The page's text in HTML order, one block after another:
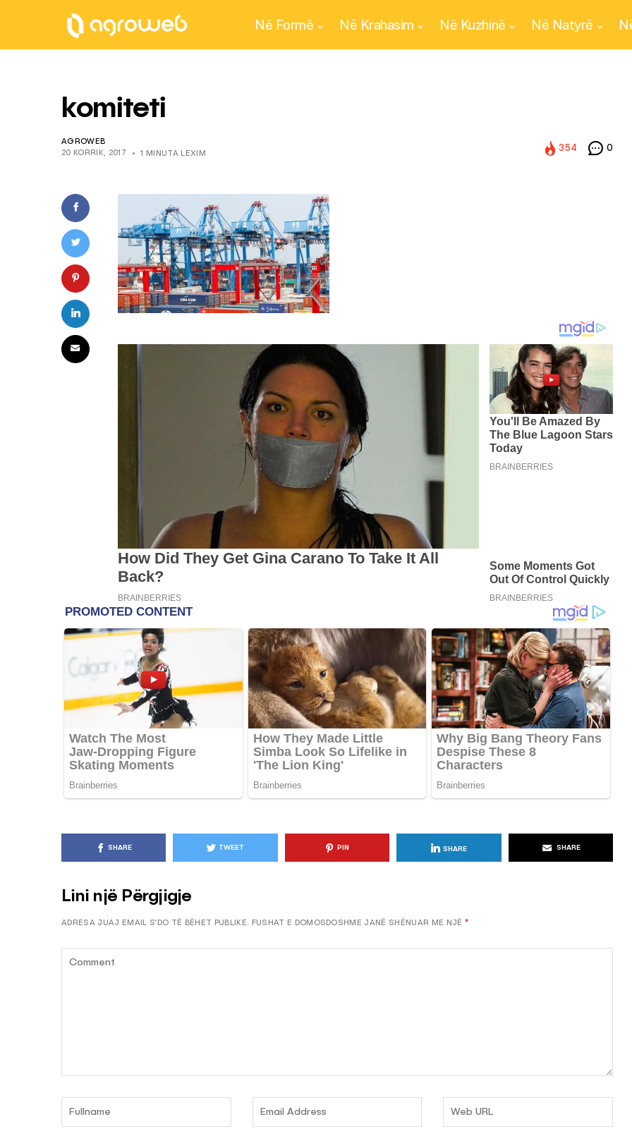
Në Formë Në Krahasim Në Kuzhinë Në Natyrë
komiteti
AGROWEB
20 KORRIK, 2017
1 MINUTA LEXIM
354 0
SHARE TWEET PIN SHARE SHARE
Lini një Përgjigje
ADRESA JUAJ EMAIL S’DO TË BËHET PUBLIKE. FUSHAT E DOMOSDOSHME JANË SHËNUAR ME NJË *
Duhet të Përdorni
e Aluminit për Ruajtjen
7 QERSHOR, 2025
KËSHILLA & IDE
Rreziqet dhe Problemet që
Vijnë Nga Akulloret e
Vjetëruara
AGROWEB 10 QERSHOR, 2025
KËSHILLA & IDE
Si të Kujdeseni për Freskinë e
Vajit të Ullirit Gjatë Ditëve të
Nxehta
AGROWEB 7 QERSHOR, 2025